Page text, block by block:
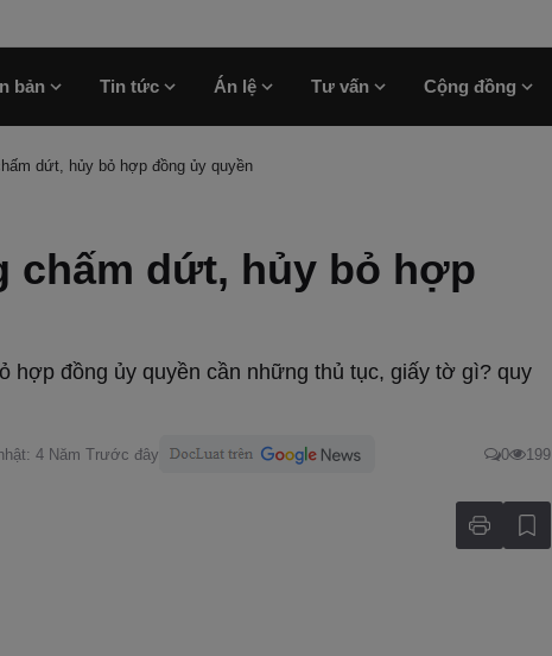
bản Tin tức Án lệ Tư vấn Cộng đồng
dứt, hủy bỏ hợp đồng ủy quyền
chấm dứt, hủy bỏ hợp
hợp đồng ủy quyền cần những thủ tục, giấy tờ gì? quy
4 Năm Trước đây 0 199